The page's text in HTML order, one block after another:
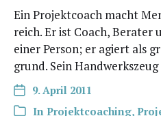
Ein Pro­jekt­coach macht
reich. Er ist Coach, Bera­ter
einer Per­son; er agiert als
grund. Sein
9. April 2011
In Projektcoaching,